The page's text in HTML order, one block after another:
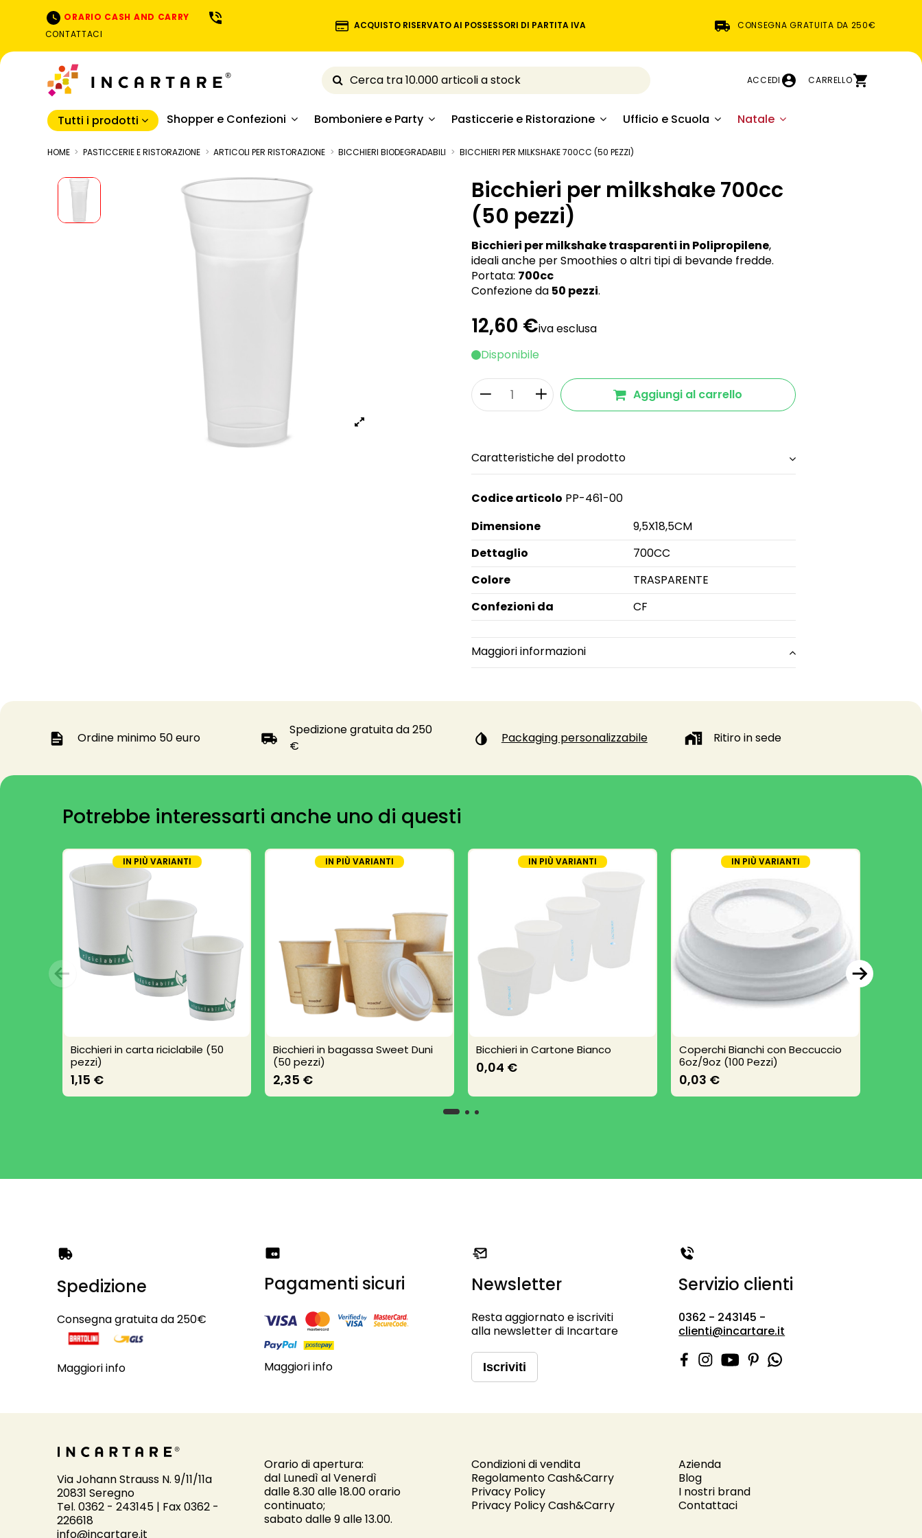
ORARIO CASH AND CARRY
CONTATTACI
ACQUISTO RISERVATO AI POSSESSORI DI PARTITA IVA CONSEGNA GRATUITA DA 250€
ACCEDI CARRELLO
Tutti i prodotti Shopper e Confezioni Bomboniere e Party Pasticcerie e Ristorazione Ufficio e Scuola Natale
HOME PASTICCERIE E RISTORAZIONE ARTICOLI PER RISTORAZIONE BICCHIERI BIODEGRADABILI BICCHIERI PER MILKSHAKE 700CC (50 PEZZI)
Bicchieri per milkshake 700cc
(50 pezzi)
Bicchieri per milkshake trasparenti in Polipropilene,
ideali anche per Smoothies o altri tipi di bevande fredde.
Portata: 700cc
Confezione da 50 pezzi.
12,60 €iva esclusa
Disponibile
Aggiungi al carrello
Caratteristiche del prodotto
Codice articolo PP-461-00
Dimensione
9,5X18,5CM
Dettaglio
700CC
Colore
TRASPARENTE
Confezioni da
CF
Maggiori informazioni
Ordine minimo 50 euro
Spedizione gratuita da 250
€
Packaging personalizzabile Ritiro in sede
Potrebbe interessarti anche uno di questi
IN PIÙ VARIANTI
Bicchieri in carta riciclabile (50
pezzi)
1,15 €
IN PIÙ VARIANTI
Bicchieri in bagassa Sweet Duni
(50 pezzi)
2,35 €
IN PIÙ VARIANTI
Bicchieri in Cartone Bianco
0,04 €
IN PIÙ VARIANTI
Coperchi Bianchi con Beccuccio
6oz/9oz (100 Pezzi)
0,03 €
Spedizione
Consegna gratuita da 250€
Maggiori info
Pagamenti sicuri
Maggiori info
Newsletter
Resta aggiornato e iscriviti
alla newsletter di Incartare
Iscriviti
Servizio clienti
0362 - 243145 -
clienti@incartare.it
Via Johann Strauss N. 9/11/11a
20831 Seregno
Tel. 0362 - 243145 | Fax 0362 -
226618
info@incartare.it
Orario di apertura:
dal Lunedì al Venerdì
dalle 8.30 alle 18.00 orario
continuato;
sabato dalle 9 alle 13.00.
Condizioni di vendita
Regolamento Cash&Carry
Privacy Policy
Privacy Policy Cash&Carry
Azienda
Blog
I nostri brand
Contattaci